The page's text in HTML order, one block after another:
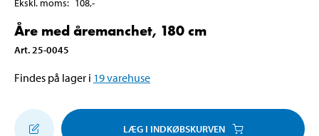
Åre med åremanchet, 180 cm
Art. 25-0045
Findes på lager i 19varehuse
LÆG I INDKØBSKURVEN